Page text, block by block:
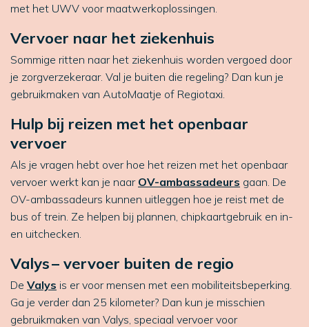
met het UWV voor maatwerkoplossingen.
Vervoer naar het ziekenhuis
Sommige ritten naar het ziekenhuis worden vergoed door
je zorgverzekeraar. Val je buiten die regeling? Dan kun je
gebruikmaken van AutoMaatje of Regiotaxi.
Hulp bij reizen met het openbaar
vervoer
Als je vragen hebt over hoe het reizen met het openbaar
vervoer werkt kan je naar OV-ambassadeurs gaan. De
OV-ambassadeurs kunnen uitleggen hoe je reist met de
bus of trein. Ze helpen bij plannen, chipkaartgebruik en in-
en uitchecken.
Valys – vervoer buiten de regio
De Valys is er voor mensen met een mobiliteitsbeperking.
Ga je verder dan 25 kilometer? Dan kun je misschien
gebruikmaken van Valys, speciaal vervoer voor